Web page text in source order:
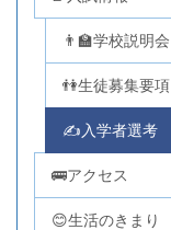
👨‍🏫学校説明会
👫生徒募集要項
✍入学者選考
🚌アクセス
😊生活のきまり